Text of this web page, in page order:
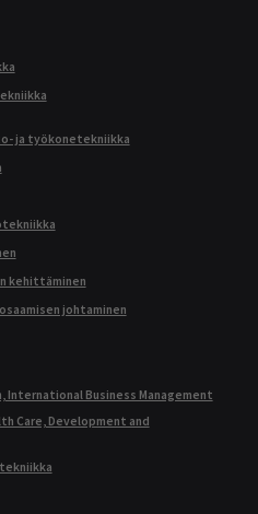
ja työkonetekniikka
kehittäminen
johtaminen
International Business Management
Care, Development and